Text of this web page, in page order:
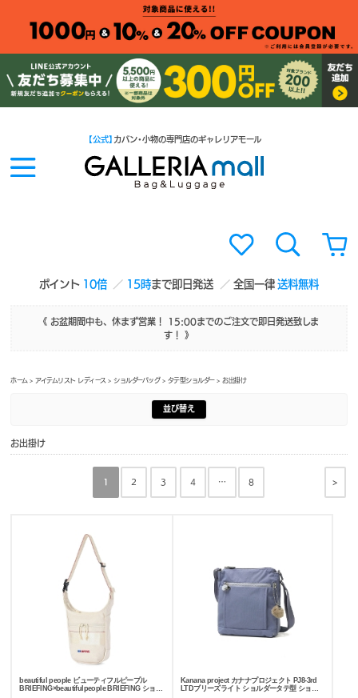
ポイント 10倍 15時まで即日発送 全国一律送料無料
【公式】 カバン・小物の専門店のギャレリアモール
《 お盆期間中も、休まず営業！ 15:00までのご注文で即日発送致しま
す！ 》
ホーム >アイテムリスト レディース >ショルダーバッグ> タテ型ショルダー> お出掛け
並び替え
お出掛け
>
1 2 3 4 … 8
beautiful people ビューティフルピープル
BRIEFING×beautifulpeople BRIEFING ショル
Kanana project カナナプロジェクト PJ8-3rd
LTDブリーズライト ショルダータテ型 ショル